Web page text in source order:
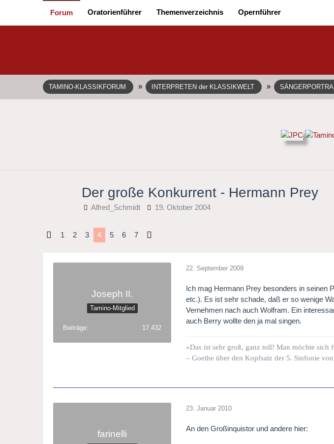
Forum Oratorienführer Themenverzeichnis Opernführer
TAMINO-KLASSIKFORUM » INTERPRETEN der KLASSIKWELT »
Der große Konkurrent - Hermann Prey
Alfred_Schmidt 19. Oktober 2004
1 2 3 4 5 6 7
Joseph II.
Tamino-Mitglied
Beiträge 17.432
22. September 2009
Ich mag Hermann Prey besonders in seinen
etc.). Es ist sehr schade, daß er so wenige
Vernehmen nach auch Wolfram. Ein
auch Berry wollte den ja mal singen.
»Das ist sehr groß, ganz toll! Man möchte sich
– Goethe über den Kopfsatz der 5. Sinfonie
farinelli
23. Januar 2010
An den Großinquistor und andere hier: